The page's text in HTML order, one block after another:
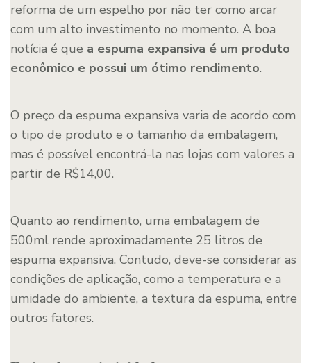
reforma de um espelho por não ter como arcar
com um alto investimento no momento. A boa
notícia é que a espuma expansiva é um produto
econômico e possui um ótimo rendimento.
O preço da espuma expansiva varia de acordo com
o tipo de produto e o tamanho da embalagem,
mas é possível encontrá-la nas lojas com valores a
partir de R$14,00.
Quanto ao rendimento, uma embalagem de
500ml rende aproximadamente 25 litros de
espuma expansiva. Contudo, deve-se considerar as
condições de aplicação, como a temperatura e a
umidade do ambiente, a textura da espuma, entre
outros fatores.